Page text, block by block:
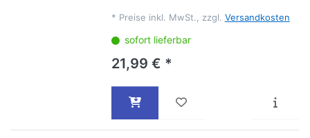
* Preise inkl. MwSt., zzgl. Versandkosten
sofort lieferbar
21,99 € *